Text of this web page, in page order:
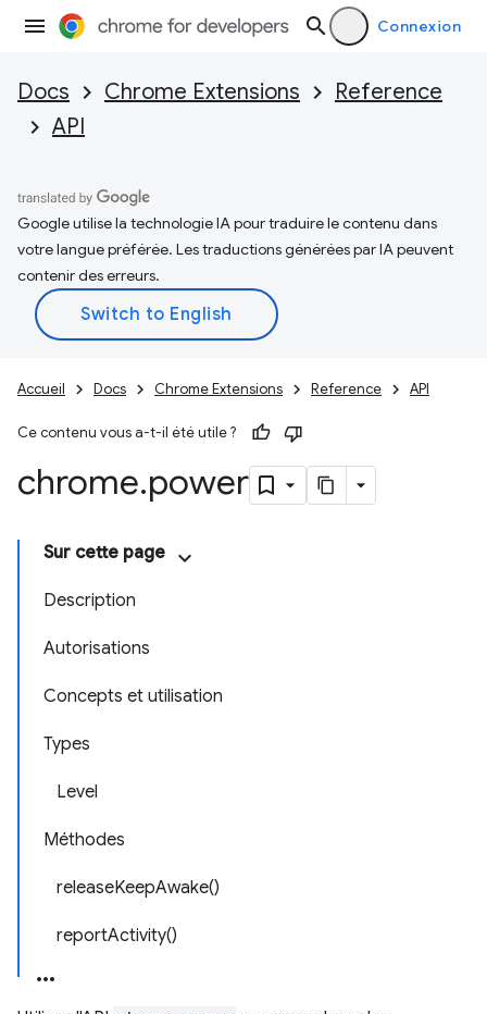
Connexion
Docs Chrome Extensions
Reference
API
Google utilise la technologie IA pour traduire le contenu dans
votre langue préférée. Les traductions générées par IA peuvent
contenir des erreurs.
Accueil Docs Chrome Extensions Reference API
Ce contenu vous a-t-il été utile ?
chrome.power
Sur cette page
Description
Autorisations
Concepts et utilisation
Types
Level
Méthodes
releaseKeepAwake()
reportActivity()